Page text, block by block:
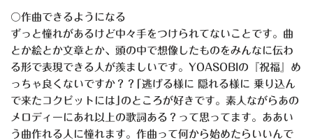
〇作曲できるようになる
ずっと憧れがあるけど中々手をつけられてないことです。曲
とか絵とか文章とか、頭の中で想像したものをみんなに伝わ
る形で表現できる人が羨ましいです。YOASOBIの『祝福』め
っちゃ良くないですか？？｢逃げる様に 隠れる様に 乗り込ん
で来たコクピットには｣のところが好きです。素人ながらあの
メロディーにあれ以上の歌詞ある？って思ってます。ああい
う曲作れる人に憧れます。作曲って何から始めたらいいんで